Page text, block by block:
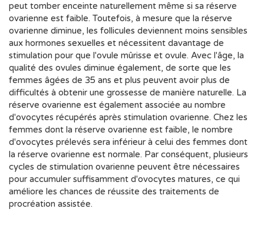
peut tomber enceinte naturellement même si sa réserve
ovarienne est faible. Toutefois, à mesure que la réserve
ovarienne diminue, les follicules deviennent moins sensibles
aux hormones sexuelles et nécessitent davantage de
stimulation pour que l'ovule mûrisse et ovule. Avec l'âge, la
qualité des ovules diminue également, de sorte que les
femmes âgées de 35 ans et plus peuvent avoir plus de
difficultés à obtenir une grossesse de manière naturelle. La
réserve ovarienne est également associée au nombre
d'ovocytes récupérés après stimulation ovarienne. Chez les
femmes dont la réserve ovarienne est faible, le nombre
d'ovocytes prélevés sera inférieur à celui des femmes dont
la réserve ovarienne est normale. Par conséquent, plusieurs
cycles de stimulation ovarienne peuvent être nécessaires
pour accumuler suffisamment d'ovocytes matures, ce qui
améliore les chances de réussite des traitements de
procréation assistée.